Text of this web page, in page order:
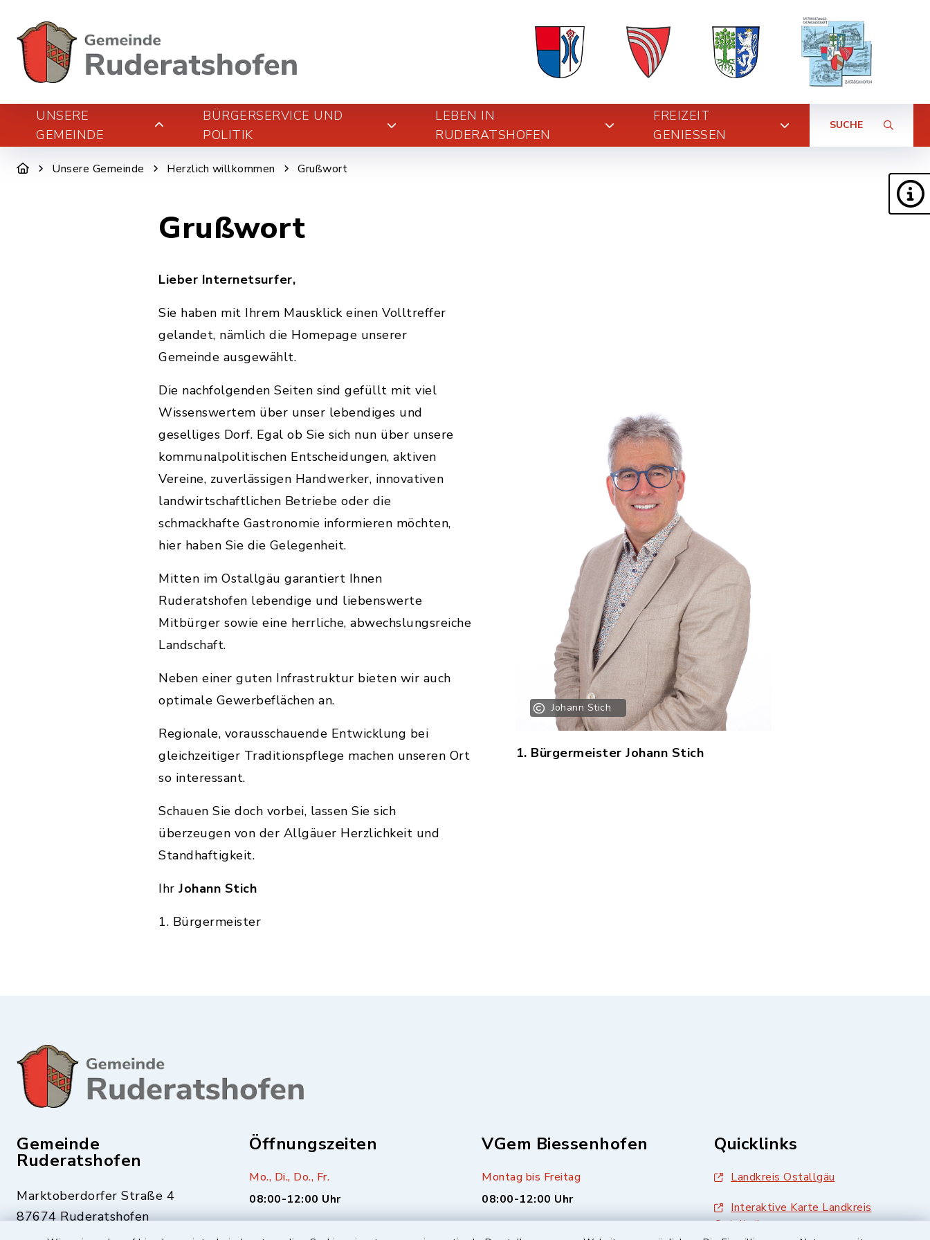
UNSERE
GEMEINDE
BÜRGERSERVICE UND
POLITIK
LEBEN IN
RUDERATSHOFEN
FREIZEIT
GENIESSEN
SUCHE
Unsere Gemeinde Herzlich willkommen Grußwort
Johann Stich
1. Bürgermeister Johann Stich
Grußwort
Lieber Internetsurfer,
Sie haben mit Ihrem Mausklick einen Volltreffer
gelandet, nämlich die Homepage unserer
Gemeinde ausgewählt.
Die nachfolgenden Seiten sind gefüllt mit viel
Wissenswertem über unser lebendiges und
geselliges Dorf. Egal ob Sie sich nun über unsere
kommunalpolitischen Entscheidungen, aktiven
Vereine, zuverlässigen Handwerker, innovativen
landwirtschaftlichen Betriebe oder die
schmackhafte Gastronomie informieren möchten,
hier haben Sie die Gelegenheit.
Mitten im Ostallgäu garantiert Ihnen
Ruderatshofen lebendige und liebenswerte
Mitbürger sowie eine herrliche, abwechslungsreiche
Landschaft.
Neben einer guten Infrastruktur bieten wir auch
optimale Gewerbeflächen an.
Regionale, vorausschauende Entwicklung bei
gleichzeitiger Traditionspflege machen unseren Ort
so interessant.
Schauen Sie doch vorbei, lassen Sie sich
überzeugen von der Allgäuer Herzlichkeit und
Standhaftigkeit.
IhrJohann Stich
1. Bürgermeister
Gemeinde
Ruderatshofen
Marktoberdorfer Straße 4
87674 Ruderatshofen
Öffnungszeiten
Mo., Di., Do., Fr.
08:00-12:00 Uhr
VGem Biessenhofen
Montag bis Freitag
08:00-12:00 Uhr
Quicklinks
Landkreis Ostallgäu
Interaktive Karte Landkreis
Ostallgäu